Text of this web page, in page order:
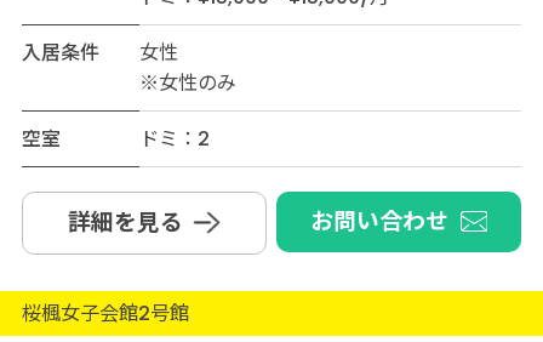
入居条件
女性
※女性のみ
空室
ドミ：2
詳細を見る お問い合わせ
桜楓女子会館2号館